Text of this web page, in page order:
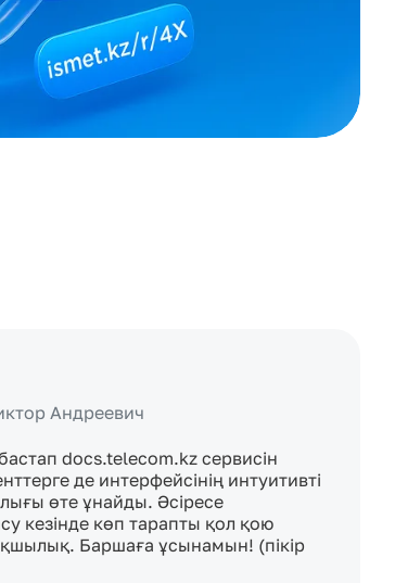
Андреевич
docs.telecom.kz сервисін
де интерфейсінің интуитивті
өте ұнайды. Әсіресе
кезінде көп тарапты қол қою
Баршаға ұсынамын! (пікір